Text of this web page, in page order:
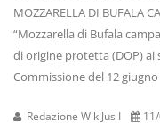
MOZZARELLA DI BUFALA
“Mozzarella di Bufala
di origine protetta (DOP) ai
Commissione del 12
Redazione WikiJus I